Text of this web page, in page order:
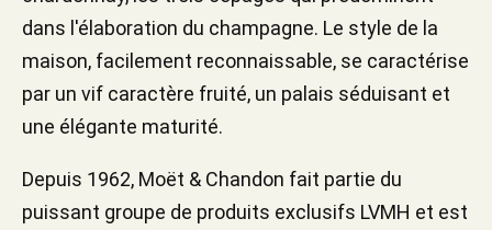
dans l'élaboration du champagne. Le style de la
maison, facilement reconnaissable, se caractérise
par un vif caractère fruité, un palais séduisant et
une élégante maturité.
Depuis 1962, Moët & Chandon fait partie du
puissant groupe de produits exclusifs LVMH et est